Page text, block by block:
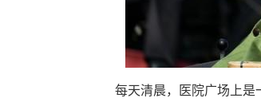
每天清晨，医院广场上是